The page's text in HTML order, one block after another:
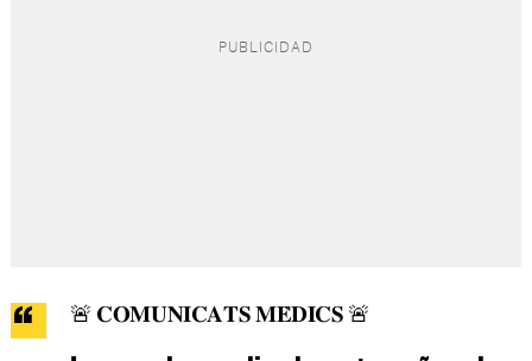
🚨 𝐂𝐎𝐌𝐔𝐍𝐈𝐂𝐀𝐓𝐒 𝐌𝐄̀𝐃𝐈𝐂𝐒 🚨